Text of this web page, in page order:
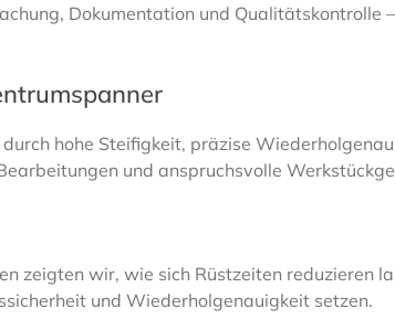
Dokumentation und Qualitätskontrolle
hohe Steifigkeit, präzise
und anspruchsvolle
zeigten wir, wie sich Rüstzeiten reduzieren
und Wiederholgenauigkeit setzen.